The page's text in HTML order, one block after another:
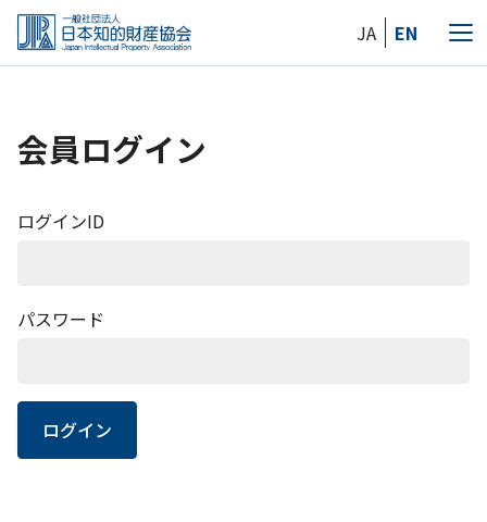
Skip
the
JA EN
メ
会員ログイン
ログインID
パスワード
ログイン